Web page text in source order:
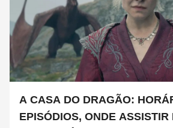
A CASA DO DRAGÃO:
EPISÓDIOS, ONDE ASSISTIR